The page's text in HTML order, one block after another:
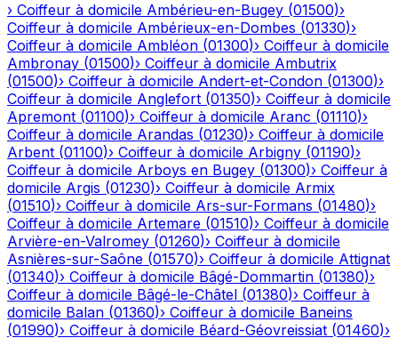
› Coiffeur à domicile Ambérieu-en-Bugey (01500)›
Coiffeur à domicile Ambérieux-en-Dombes (01330)›
Coiffeur à domicile Ambléon (01300)› Coiffeur à domicile
Ambronay (01500)› Coiffeur à domicile Ambutrix
(01500)› Coiffeur à domicile Andert-et-Condon (01300)›
Coiffeur à domicile Anglefort (01350)› Coiffeur à domicile
Apremont (01100)› Coiffeur à domicile Aranc (01110)›
Coiffeur à domicile Arandas (01230)› Coiffeur à domicile
Arbent (01100)› Coiffeur à domicile Arbigny (01190)›
Coiffeur à domicile Arboys en Bugey (01300)› Coiffeur à
domicile Argis (01230)› Coiffeur à domicile Armix
(01510)› Coiffeur à domicile Ars-sur-Formans (01480)›
Coiffeur à domicile Artemare (01510)› Coiffeur à domicile
Arvière-en-Valromey (01260)› Coiffeur à domicile
Asnières-sur-Saône (01570)› Coiffeur à domicile Attignat
(01340)› Coiffeur à domicile Bâgé-Dommartin (01380)›
Coiffeur à domicile Bâgé-le-Châtel (01380)› Coiffeur à
domicile Balan (01360)› Coiffeur à domicile Baneins
(01990)› Coiffeur à domicile Béard-Géovreissiat (01460)›